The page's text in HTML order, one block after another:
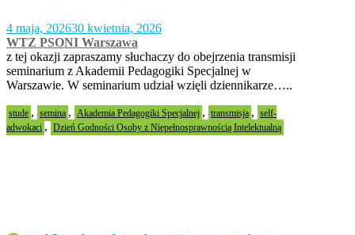
4 maja, 202630 kwietnia, 2026
WTZ PSONI Warszawa
z tej okazji zapraszamy słuchaczy do obejrzenia transmisji
seminarium z Akademii Pedagogiki Specjalnej w
Warszawie. W seminarium udział wzięli dziennikarze…..
stude , semina , Akademia Pedagogiki Specjalnej , transmisja , self-
adwokaci , Dzień Godności Osoby z Niepełnosprawnością Intelektualną